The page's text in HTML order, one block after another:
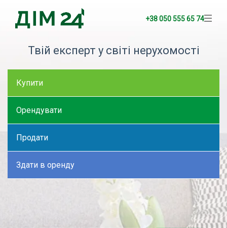
+38 050 555 65 74
Твій експерт у світі нерухомості
Купити
Орендувати
Продати
Здати в оренду